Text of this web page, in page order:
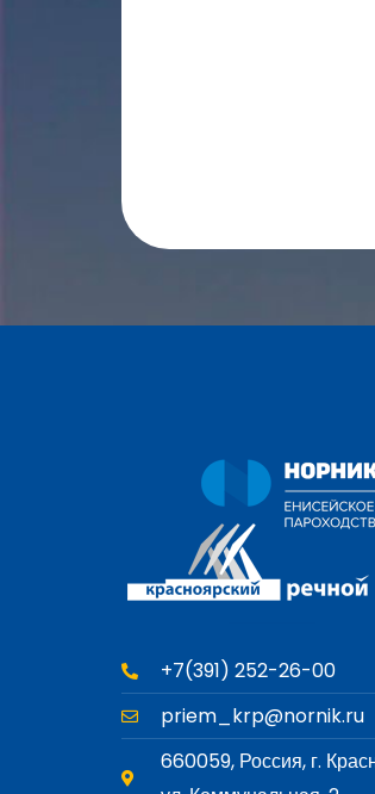
+7(391) 252-26-00
priem_krp@nornik.ru
660059, Россия, г.